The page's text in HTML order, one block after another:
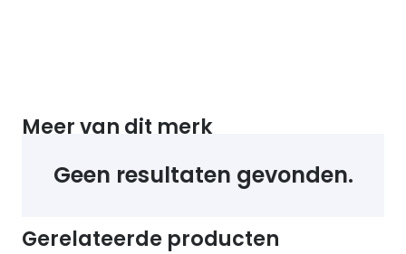
Meer van dit merk
Geen resultaten gevonden.
Gerelateerde producten